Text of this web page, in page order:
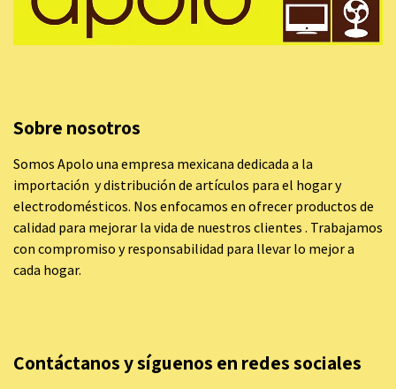
Sobre nosotros
Somos Apolo una empresa mexicana dedicada a la
importación y distribución de artículos para el hogar y
electrodomésticos. Nos enfocamos en ofrecer productos de
calidad para mejorar la vida de nuestros clientes . Trabajamos
con compromiso y responsabilidad para llevar lo mejor a
cada hogar.
Contáctanos y síguenos en redes sociales